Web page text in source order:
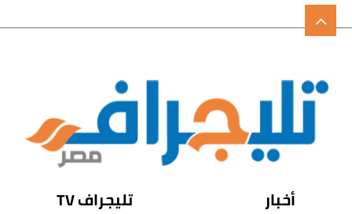
أخبار
تليجراف TV